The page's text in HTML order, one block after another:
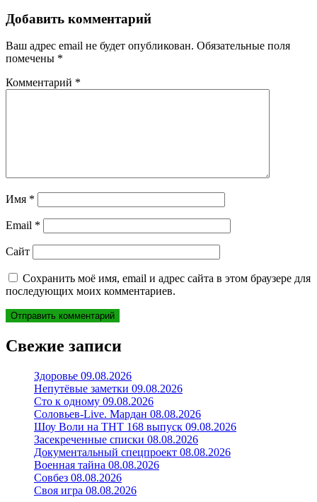
записям
Добавить комментарий
Ваш адрес email не будет опубликован. Обязательные поля
помечены *
Комментарий *
Имя *
Email *
Сайт
Сохранить моё имя, email и адрес сайта в этом браузере для
последующих моих комментариев.
Свежие записи
Здоровье 09.08.2026
Непутёвые заметки 09.08.2026
Сто к одному 09.08.2026
Соловьев-Live. Мардан 08.08.2026
Шоу Воли на ТНТ 168 выпуск 09.08.2026
Засекреченные списки 08.08.2026
Документальный спецпроект 08.08.2026
Военная тайна 08.08.2026
Совбез 08.08.2026
Своя игра 08.08.2026